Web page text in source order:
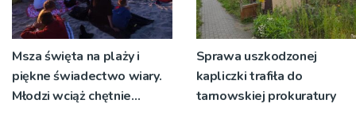
Msza święta na plaży i
piękne świadectwo wiary.
Młodzi wciąż chętnie
Sprawa uszkodzonej
kapliczki trafiła do
tarnowskiej prokuratury